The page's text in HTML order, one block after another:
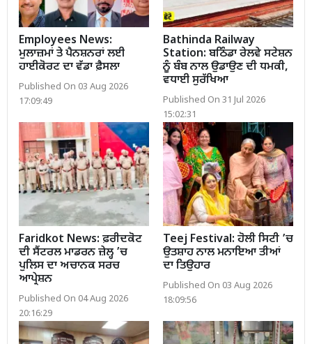
Employees News:
ਮੁਲਾਜ਼ਮਾਂ ਤੇ ਪੈਨਸ਼ਨਰਾਂ ਲਈ
ਹਾਈਕੋਰਟ ਦਾ ਵੱਡਾ ਫ਼ੈਸਲਾ
Published On 03 Aug 2026
17:09:49
Bathinda Railway
Station: ਬਠਿੰਡਾ ਰੇਲਵੇ ਸਟੇਸ਼ਨ
ਨੂੰ ਬੰਬ ਨਾਲ ਉਡਾਉਣ ਦੀ ਧਮਕੀ,
ਵਧਾਈ ਸੁਰੱਖਿਆ
Published On 31 Jul 2026
15:02:31
Faridkot News: ਫ਼ਰੀਦਕੋਟ
ਦੀ ਸੈਂਟਰਲ ਮਾਡਰਨ ਜ਼ੇਲ੍ਹ ’ਚ
ਪੁਲਿਸ ਦਾ ਅਚਾਨਕ ਸਰਚ
ਆਪ੍ਰੇਸ਼ਨ
Published On 04 Aug 2026
20:16:29
Teej Festival: ਹੋਲੀ ਸਿਟੀ ’ਚ
ਉਤਸ਼ਾਹ ਨਾਲ ਮਨਾਇਆ ਤੀਆਂ
ਦਾ ਤਿਉਹਾਰ
Published On 03 Aug 2026
18:09:56